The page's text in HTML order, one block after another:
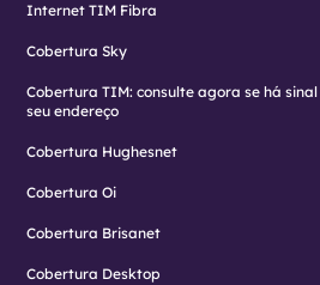
Internet TIM Fibra
Cobertura Sky
Cobertura TIM: consulte agora se há
seu endereço
Cobertura Hughesnet
Cobertura Oi
Cobertura Brisanet
Cobertura Desktop